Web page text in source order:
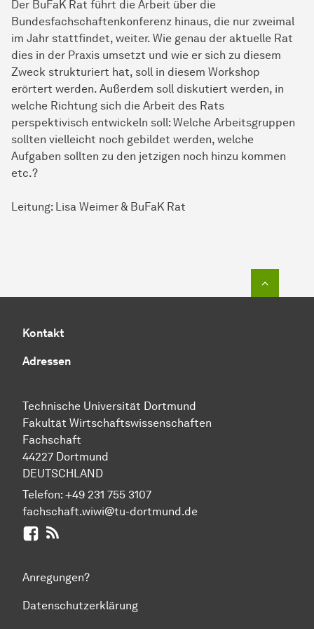
Der BuFaK Rat führt die Arbeit über die
Bundesfachschaftenkonferenz hinaus, die nur zweimal
im Jahr stattfindet, weiter. Wie genau der aktuelle Rat
dies in der Praxis umsetzt und wie er sich zu diesem
Zweck strukturiert hat, soll in diesem Workshop
erörtert werden. Außerdem soll diskutiert werden, in
welche Richtung sich die Arbeit des Rats
perspektivisch entwickeln soll: Welche Arbeitsgruppen
sollten vielleicht noch gebildet werden, welche
Aufgaben sollten zu den jetzigen noch hinzu kommen
etc.?
Leitung: Lisa Weimer & BuFaK Rat
Kontakt
Adressen
Technische Uni­ver­si­tät Dort­mund
Fakultät Wirtschafts­wissen­schaften
Fachschaft
44227 Dort­mund
DEUTSCHLAND
Telefon: +49 231 755 3107
fachschaft.wiwi@tu-dortmund.de
Facebook
Anregungen?
Datenschutzerklärung